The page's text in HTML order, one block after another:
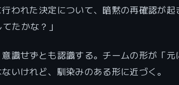
われた決定について、暗黙の再確認が起
たかな？」
識せずとも認識する。チームの形が「元
いけれど、馴染みのある形に近づく。